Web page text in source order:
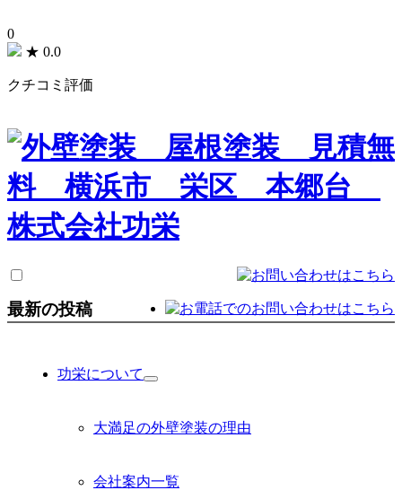
0
★ 0.0
クチコミ評価
功栄について
サ
ニ
を
大満足の外壁塗装の理由
会社案内一覧
最新の投稿